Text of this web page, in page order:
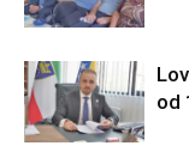
od